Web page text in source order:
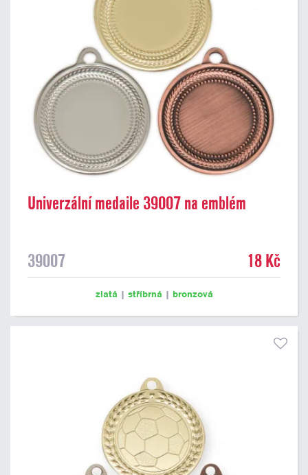
Univerzální medaile 39007 na emblém
39007 18 Kč
zlatá | stříbrná | bronzová